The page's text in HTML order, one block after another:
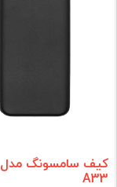
کیف سامسونگ مدل
A33